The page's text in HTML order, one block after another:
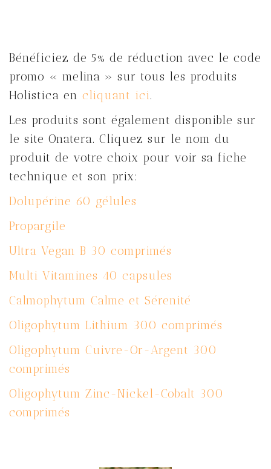
Bénéficiez de 5% de réduction avec le code
promo « melina » sur tous les produits
Holistica en cliquant ici.
Les produits sont également disponible sur
le site Onatera. Cliquez sur le nom du
produit de votre choix pour voir sa fiche
technique et son prix:
Dolupérine 60 gélules
Propargile
Ultra Vegan B 30 comprimés
Multi Vitamines 40 capsules
Calmophytum Calme et Sérenité
Oligophytum Lithium 300 comprimés
Oligophytum Cuivre-Or-Argent 300
comprimés
Oligophytum Zinc-Nickel-Cobalt 300
comprimés